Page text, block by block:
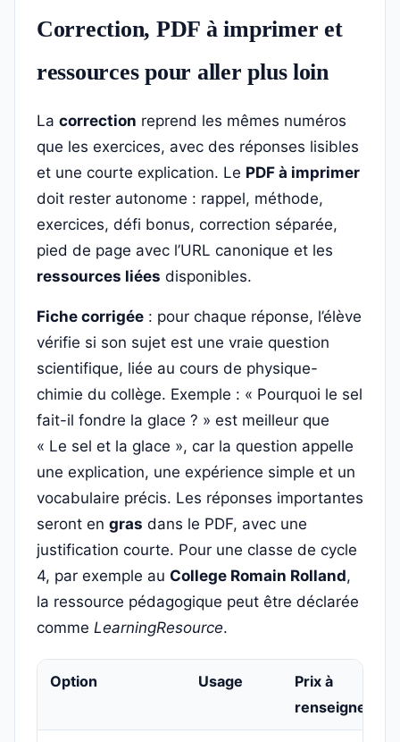
Correction, PDF à imprimer et
ressources pour aller plus loin
La correction reprend les mêmes numéros
que les exercices, avec des réponses lisibles
et une courte explication. Le PDF à imprimer
doit rester autonome : rappel, méthode,
exercices, défi bonus, correction séparée,
pied de page avec l’URL canonique et les
ressources liées disponibles.
Fiche corrigée : pour chaque réponse, l’élève
vérifie si son sujet est une vraie question
scientifique, liée au cours de physique-
chimie du collège. Exemple : « Pourquoi le sel
fait-il fondre la glace ? » est meilleur que
« Le sel et la glace », car la question appelle
une explication, une expérience simple et un
vocabulaire précis. Les réponses importantes
seront en gras dans le PDF, avec une
justification courte. Pour une classe de cycle
4, par exemple au College Romain Rolland,
la ressource pédagogique peut être déclarée
comme LearningResource.
Option Usage
Prix à
renseigner